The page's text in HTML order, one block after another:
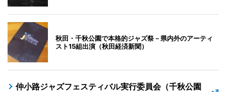
秋田・千秋公園で本格的ジャズ祭－県内外のアーティ
スト15組出演（秋田経済新聞）
仲小路ジャズフェスティバル実行委員会（千秋公園